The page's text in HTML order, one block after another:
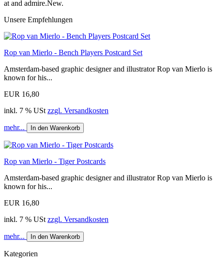
at and admire.New.
Unsere Empfehlungen
Rop van Mierlo - Bench Players Postcard Set
Amsterdam-based graphic designer and illustrator Rop van Mierlo is
known for his...
EUR 16,80
inkl. 7 % USt zzgl. Versandkosten
mehr... In den Warenkorb
Rop van Mierlo - Tiger Postcards
Amsterdam-based graphic designer and illustrator Rop van Mierlo is
known for his...
EUR 16,80
inkl. 7 % USt zzgl. Versandkosten
mehr... In den Warenkorb
Kategorien